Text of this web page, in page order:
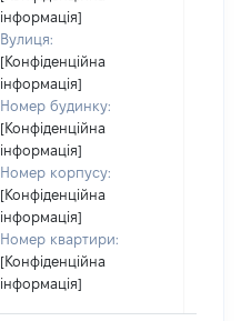
інформація]
Вулиця:
[Конфіденційна
інформація]
Номер будинку:
[Конфіденційна
інформація]
Номер корпусу:
[Конфіденційна
інформація]
Номер квартири:
[Конфіденційна
інформація]